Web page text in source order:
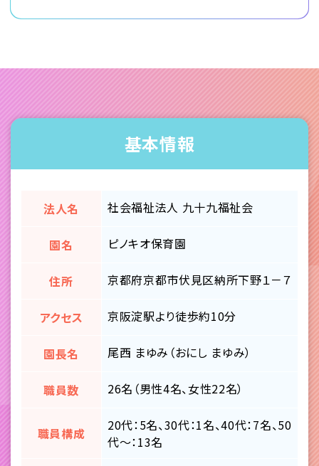
基本情報
法人名 社会福祉法人 九十九福祉会
園名 ピノキオ保育園
住所 京都府京都市伏見区納所下野１－７
アクセス 京阪淀駅より徒歩約10分
園長名 尾西 まゆみ（おにし まゆみ）
職員数 26名（男性4名、女性22名）
職員構成
20代：5名、30代：1名、40代：7名、50
代～：13名